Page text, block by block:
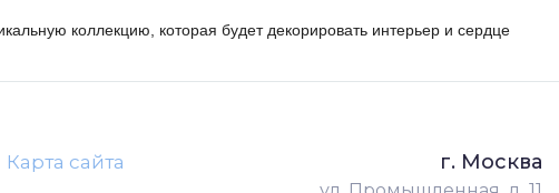
коллекцию, которая будет декорировать интерьер и сердце
Карта сайта г. Москва